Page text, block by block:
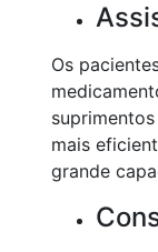
Os
mais
grande